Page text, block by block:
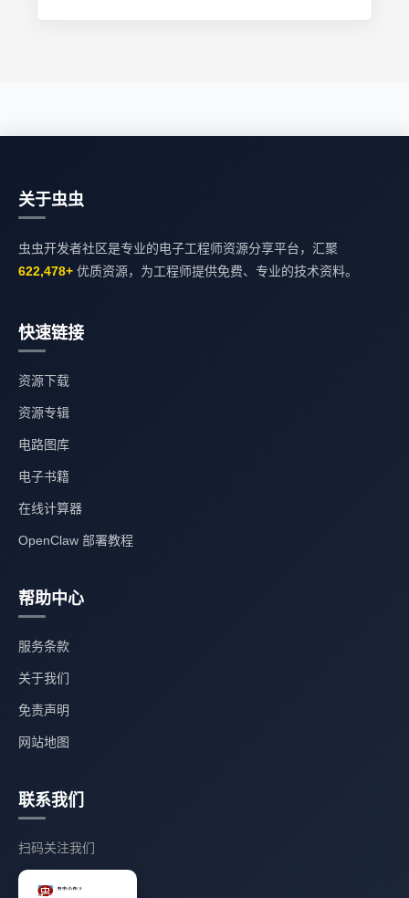
关于虫虫
虫虫开发者社区是专业的电子工程师资源分享平台，汇聚
622,478+ 优质资源，为工程师提供免费、专业的技术资料。
快速链接
资源下载
资源专辑
电路图库
电子书籍
在线计算器
OpenClaw 部署教程
帮助中心
服务条款
关于我们
免责声明
网站地图
联系我们
扫码关注我们